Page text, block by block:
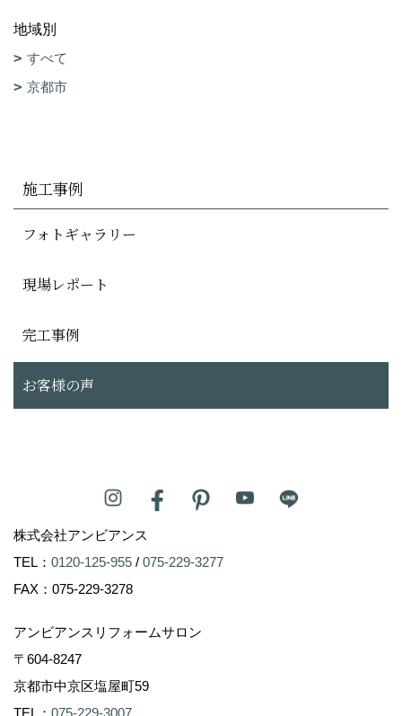
地域別
すべて
京都市
施工事例
フォトギャラリー
現場レポート
完工事例
お客様の声
株式会社アンビアンス
TEL： 0120-125-955 / 075-229-3277
FAX：075-229-3278
アンビアンスリフォームサロン
〒604-8247
京都市中京区塩屋町59
TEL： 075-229-3007